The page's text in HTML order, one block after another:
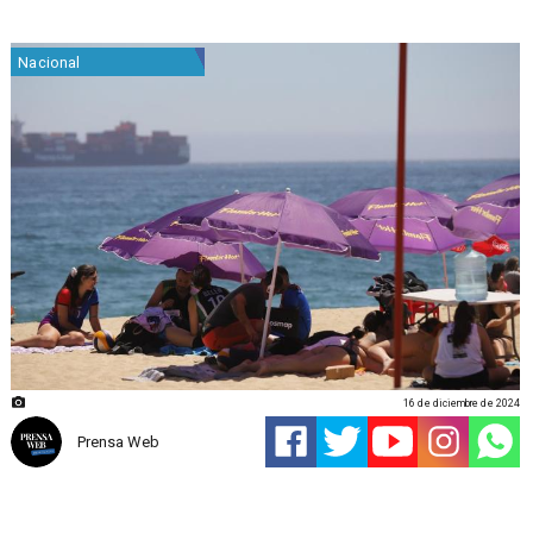
Nacional
Prensa Web
16 de diciembre de 2024